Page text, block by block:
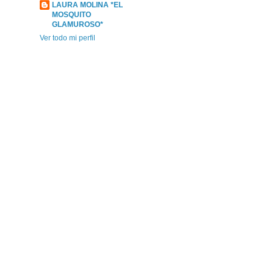
LAURA MOLINA *EL
MOSQUITO
GLAMUROSO*
Ver todo mi perfil